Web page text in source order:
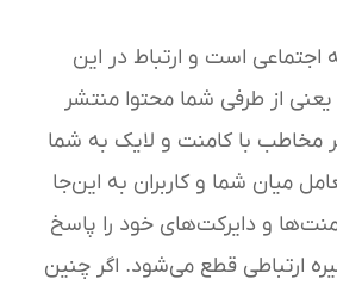
اجتماعی است و ارتباط در این
از طرفی شما محتوا منتشر
مخاطب با کامنت و لایک به شما
میان شما و کاربران به این‌جا
و دایرکت‌های خود را پاسخ
ارتباطی قطع می‌شود. اگر چنین